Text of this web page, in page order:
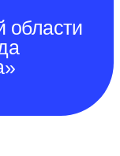
области